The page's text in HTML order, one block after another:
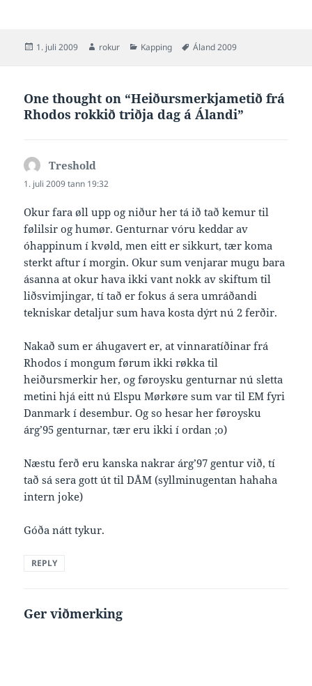
Posted
1. juli 2009 Author
rokur Categories
Kapping Tags
Áland 2009
One thought on “Heiðursmerkjametið frá
Rhodos rokkið triðja dag á Álandi”
Treshold
1. juli 2009 tann 19:32
Okur fara øll upp og niður her tá ið tað kemur til
følilsir og humør. Genturnar vóru keddar av
óhappinum í kvøld, men eitt er sikkurt, tær koma
sterkt aftur í morgin. Okur sum venjarar mugu bara
ásanna at okur hava ikki vant nokk av skiftum til
liðsvimjingar, tí tað er fokus á sera umráðandi
tekniskar detaljur sum hava kosta dýrt nú 2 ferðir.
Nakað sum er áhugavert er, at vinnaratíðinar frá
Rhodos í mongum førum ikki røkka til
heiðursmerkir her, og føroysku genturnar nú sletta
metini hjá eitt nú Elspu Mørkøre sum var til EM fyri
Danmark í desembur. Og so hesar her føroysku
árg’95 genturnar, tær eru ikki í ordan ;o)
Næstu ferð eru kanska nakrar árg’97 gentur við, tí
tað sá sera gott út til DÅM (syllminugentan hahaha
intern joke)
Góða nátt tykur.
REPLY
Ger viðmerking